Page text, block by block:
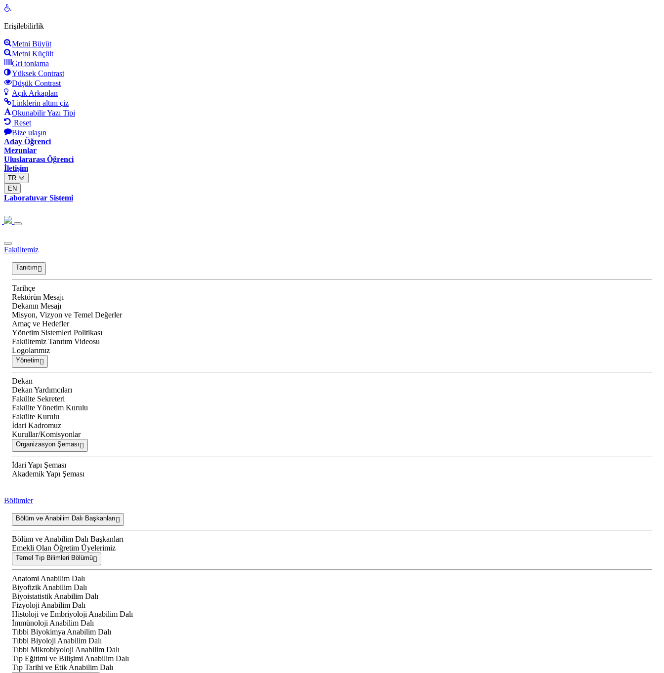
Open
Erişilebilirlik
Metni Büyüt
Metni Küçült
Gri tonlama
Yüksek Contrast
Düşük Contrast
Açık Arkaplan
Linklerin altını çiz
Okunabilir Yazı Tipi
Reset
Bize ulaşın
Aday Öğrenci
Mezunlar
Uluslararası Öğrenci
İletişim
TR
EN
Laboratuvar Sistemi
Fakültemiz
Tanıtım
Tarihçe
Rektörün Mesajı
Dekanın Mesajı
Misyon, Vizyon ve Temel Değerler
Amaç ve Hedefler
Yönetim Sistemleri Politikası
Fakültemiz Tanıtım Videosu
Logolarımız
Yönetim
Dekan
Dekan Yardımcıları
Fakülte Sekreteri
Fakülte Yönetim Kurulu
Fakülte Kurulu
İdari Kadromuz
Kurullar/Komisyonlar
Organizasyon Şeması
İdari Yapı Şeması
Akademik Yapı Şeması
Bölümler
Bölüm ve Anabilim Dalı Başkanları
Bölüm ve Anabilim Dalı Başkanları
Emekli Olan Öğretim Üyelerimiz
Temel Tıp Bilimleri Bölümü
Anatomi Anabilim Dalı
Biyofizik Anabilim Dalı
Biyoistatistik Anabilim Dalı
Fizyoloji Anabilim Dalı
Histoloji ve Embriyoloji Anabilim Dalı
İmmünoloji Anabilim Dalı
Tıbbi Biyokimya Anabilim Dalı
Tıbbi Biyoloji Anabilim Dalı
Tıbbi Mikrobiyoloji Anabilim Dalı
Tıp Eğitimi ve Bilişimi Anabilim Dalı
Tıp Tarihi ve Etik Anabilim Dalı